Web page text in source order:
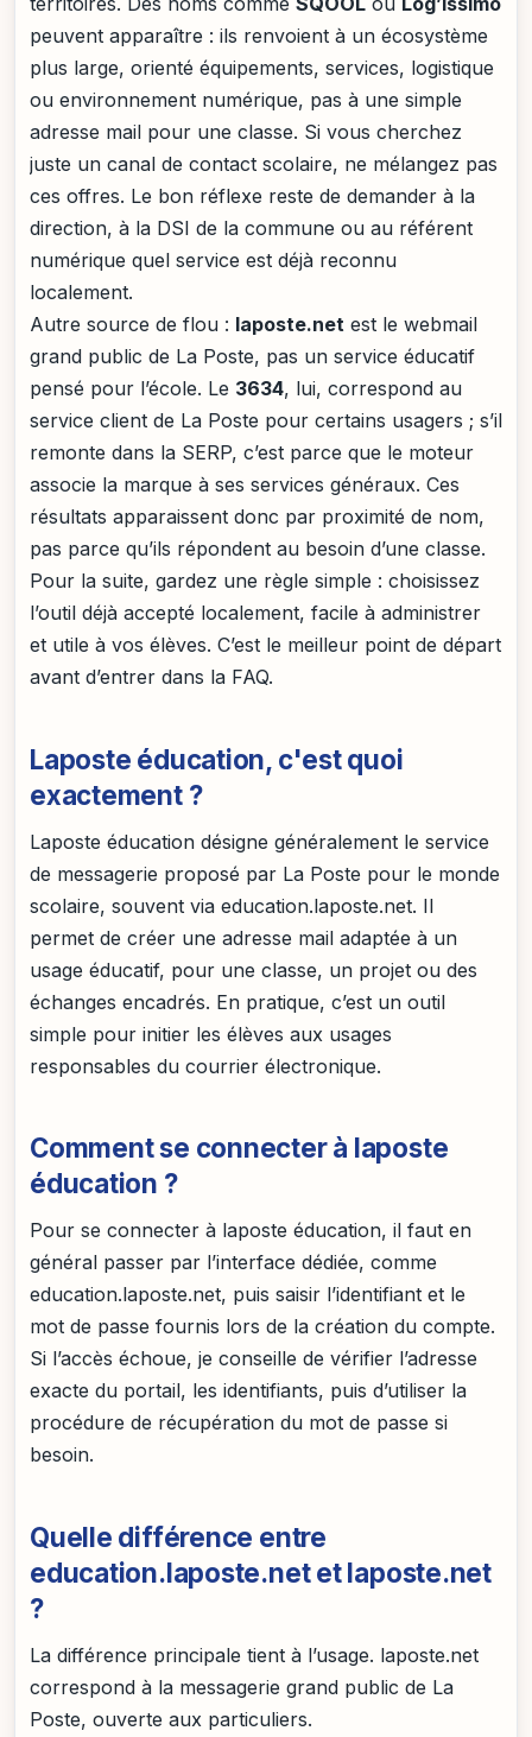
peuvent apparaître : ils renvoient à un écosystème
plus large, orienté équipements, services, logistique
ou environnement numérique, pas à une simple
adresse mail pour une classe. Si vous cherchez
juste un canal de contact scolaire, ne mélangez pas
ces offres. Le bon réflexe reste de demander à la
direction, à la DSI de la commune ou au référent
numérique quel service est déjà reconnu
localement.
Autre source de flou : laposte.net est le webmail
grand public de La Poste, pas un service éducatif
pensé pour l’école. Le 3634, lui, correspond au
service client de La Poste pour certains usagers ; s’il
remonte dans la SERP, c’est parce que le moteur
associe la marque à ses services généraux. Ces
résultats apparaissent donc par proximité de nom,
pas parce qu’ils répondent au besoin d’une classe.
Pour la suite, gardez une règle simple : choisissez
l’outil déjà accepté localement, facile à administrer
et utile à vos élèves. C’est le meilleur point de départ
avant d’entrer dans la FAQ.
Laposte éducation, c'est quoi
exactement ?
Laposte éducation désigne généralement le service
de messagerie proposé par La Poste pour le monde
scolaire, souvent via education.laposte.net. Il
permet de créer une adresse mail adaptée à un
usage éducatif, pour une classe, un projet ou des
échanges encadrés. En pratique, c’est un outil
simple pour initier les élèves aux usages
responsables du courrier électronique.
Comment se connecter à laposte
éducation ?
Pour se connecter à laposte éducation, il faut en
général passer par l’interface dédiée, comme
education.laposte.net, puis saisir l’identifiant et le
mot de passe fournis lors de la création du compte.
Si l’accès échoue, je conseille de vérifier l’adresse
exacte du portail, les identifiants, puis d’utiliser la
procédure de récupération du mot de passe si
besoin.
Quelle différence entre
education.laposte.net et laposte.net
?
La différence principale tient à l’usage. laposte.net
correspond à la messagerie grand public de La
Poste, ouverte aux particuliers.